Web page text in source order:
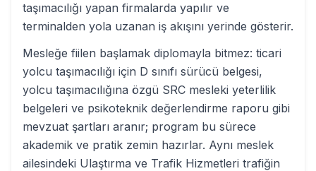
taşımacılığı yapan firmalarda yapılır ve
terminalden yola uzanan iş akışını yerinde gösterir.
Mesleğe fiilen başlamak diplomayla bitmez: ticari
yolcu taşımacılığı için D sınıfı sürücü belgesi,
yolcu taşımacılığına özgü SRC mesleki yeterlilik
belgeleri ve psikoteknik değerlendirme raporu gibi
mevzuat şartları aranır; program bu sürece
akademik ve pratik zemin hazırlar. Aynı meslek
ailesindeki Ulaştırma ve Trafik Hizmetleri trafiğin